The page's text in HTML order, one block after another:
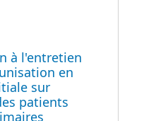
à l'entretien
en
sur
patients